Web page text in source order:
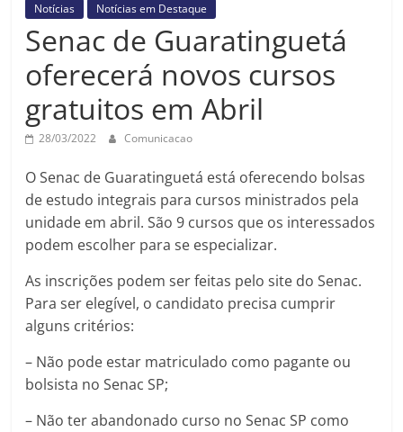
Notícias Notícias em Destaque
Senac de Guaratinguetá
oferecerá novos cursos
gratuitos em Abril
28/03/2022 Comunicacao
O Senac de Guaratinguetá está oferecendo bolsas
de estudo integrais para cursos ministrados pela
unidade em abril. São 9 cursos que os interessados
podem escolher para se especializar.
As inscrições podem ser feitas pelo site do Senac.
Para ser elegível, o candidato precisa cumprir
alguns critérios:
– Não pode estar matriculado como pagante ou
bolsista no Senac SP;
– Não ter abandonado curso no Senac SP como